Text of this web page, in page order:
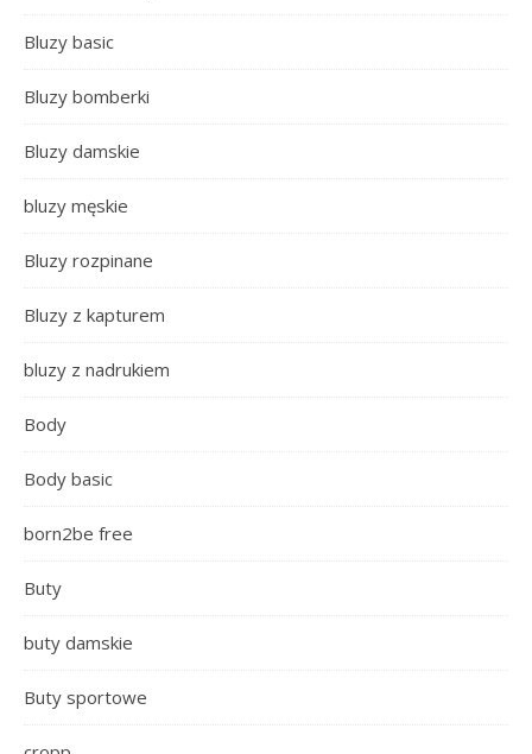
Bluzy basic
Bluzy bomberki
Bluzy damskie
bluzy męskie
Bluzy rozpinane
Bluzy z kapturem
bluzy z nadrukiem
Body
Body basic
born2be free
Buty
buty damskie
Buty sportowe